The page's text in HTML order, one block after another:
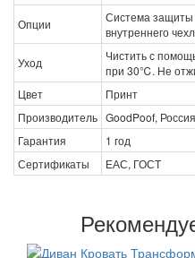
Опции
Система защиты
внутреннего
Уход
Чистить с
при 30℃. Не
Цвет
Принт
Производитель GoodPoof, Россия
Гарантия
1 год
Сертификаты
ЕАС, ГОСТ